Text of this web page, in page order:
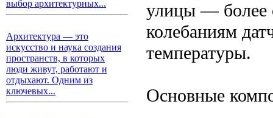
выбор архитектурных...
Архитектура — это
искусство и наука создания
пространств, в которых
люди живут, работают и
отдыхают. Одним из
ключевых...
улицы — более
колебаниям
температуры.
Основные